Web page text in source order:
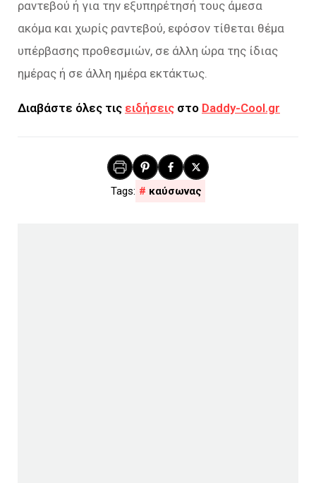
ραντεβού ή για την εξυπηρέτησή τους άμεσα
ακόμα και χωρίς ραντεβού, εφόσον τίθεται θέμα
υπέρβασης προθεσμιών, σε άλλη ώρα της ίδιας
ημέρας ή σε άλλη ημέρα εκτάκτως.
Διαβάστε όλες τις ειδήσεις στο Daddy-Cool.gr
καύσωνας